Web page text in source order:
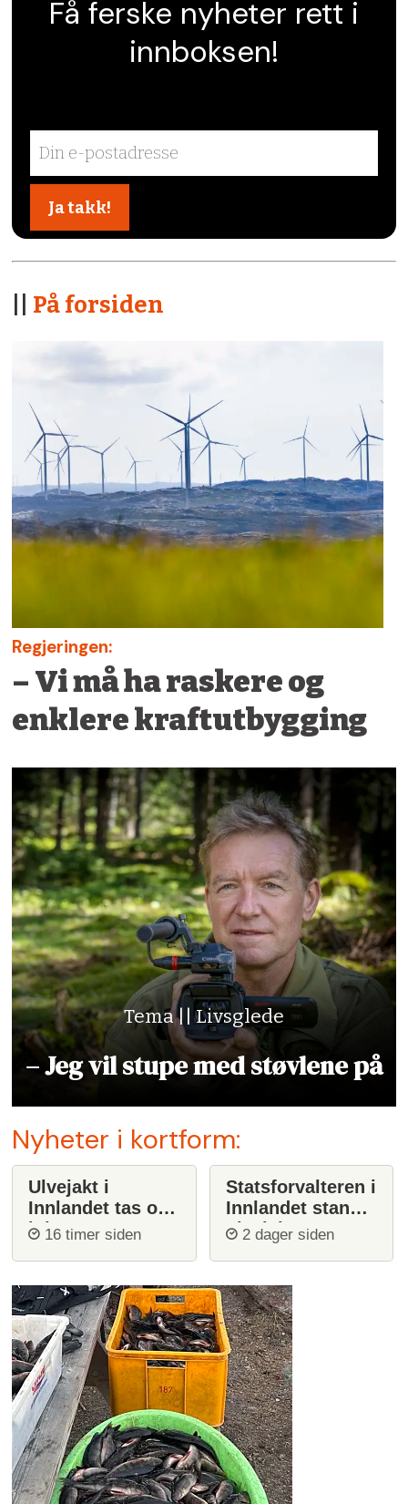
Få ferske nyheter rett i
innboksen!
På forsiden
Regjeringen:
– Vi må ha raskere og
enklere kraftutbygging
Tema || Livsglede
– Jeg vil stupe med støvlene på
Nyheter i kortform:
Ulvejakt i
Innlandet tas opp
igjen
16 timer siden
Statsforvalteren i
Innlandet stanser
ulvejakt
2 dager siden